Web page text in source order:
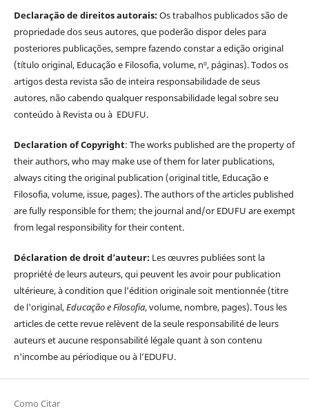
Declaração de direitos autorais:Os trabalhos publicados são de
propriedade dos seus autores, que poderão dispor deles para
posteriores publicações, sempre fazendo constar a edição original
(título original, Educação e Filosofia, volume, nº, páginas). Todos os
artigos desta revista são de inteira responsabilidade de seus
autores, não cabendo qualquer responsabilidade legal sobre seu
conteúdo à Revista ou à EDUFU.
Declaration of Copyright: The works published are the property of
their authors, who may make use of them for later publications,
always citing the original publication (original title, Educação e
Filosofia, volume, issue, pages). The authors of the articles published
are fully responsible for them; the journal and/or EDUFU are exempt
from legal responsibility for their content.
Déclaration de droit d’auteur: Les œuvres publiées sont la
propriété de leurs auteurs, qui peuvent les avoir pour publication
ultérieure, à condition que l'édition originale soit mentionnée (titre
de l'original,Educação e Filosofia, volume, nombre, pages). Tous les
articles de cette revue relèvent de la seule responsabilité de leurs
auteurs et aucune responsabilité légale quant à son contenu
n'incombe au périodique ou à l’EDUFU.
Como Citar